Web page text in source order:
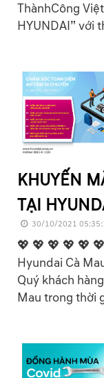
ThànhCông
HYUNDAI” với
KHUYẾN
TẠI
30/10/2021
💖 💖 💖 💖 💖
Hyundai Cà
Quý khách
Mau trong thời